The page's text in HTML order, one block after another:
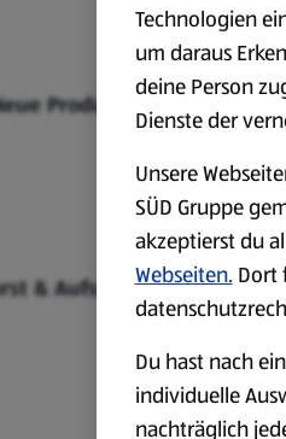
Produkte
& Aufschnitt
Technologien
um daraus
deine Person
Dienste der
Unsere
SÜD Gruppe
akzeptierst du
Webseiten. Dort
Du hast nach
individuelle
nachträglich